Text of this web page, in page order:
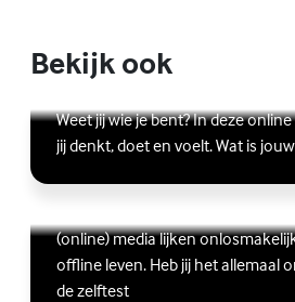
Bekijk ook
Online zelfhulptraining -
Weet jij wie je bent? In deze
jij denkt, doet en voelt. Wat is
Lees meer over Online
(Externe link)
Ben jij digitaal in
(online) media lijken
offline leven. Heb jij het allemaal
de zelftest
Lees meer over Ben jij digitaal in
(Externe link)